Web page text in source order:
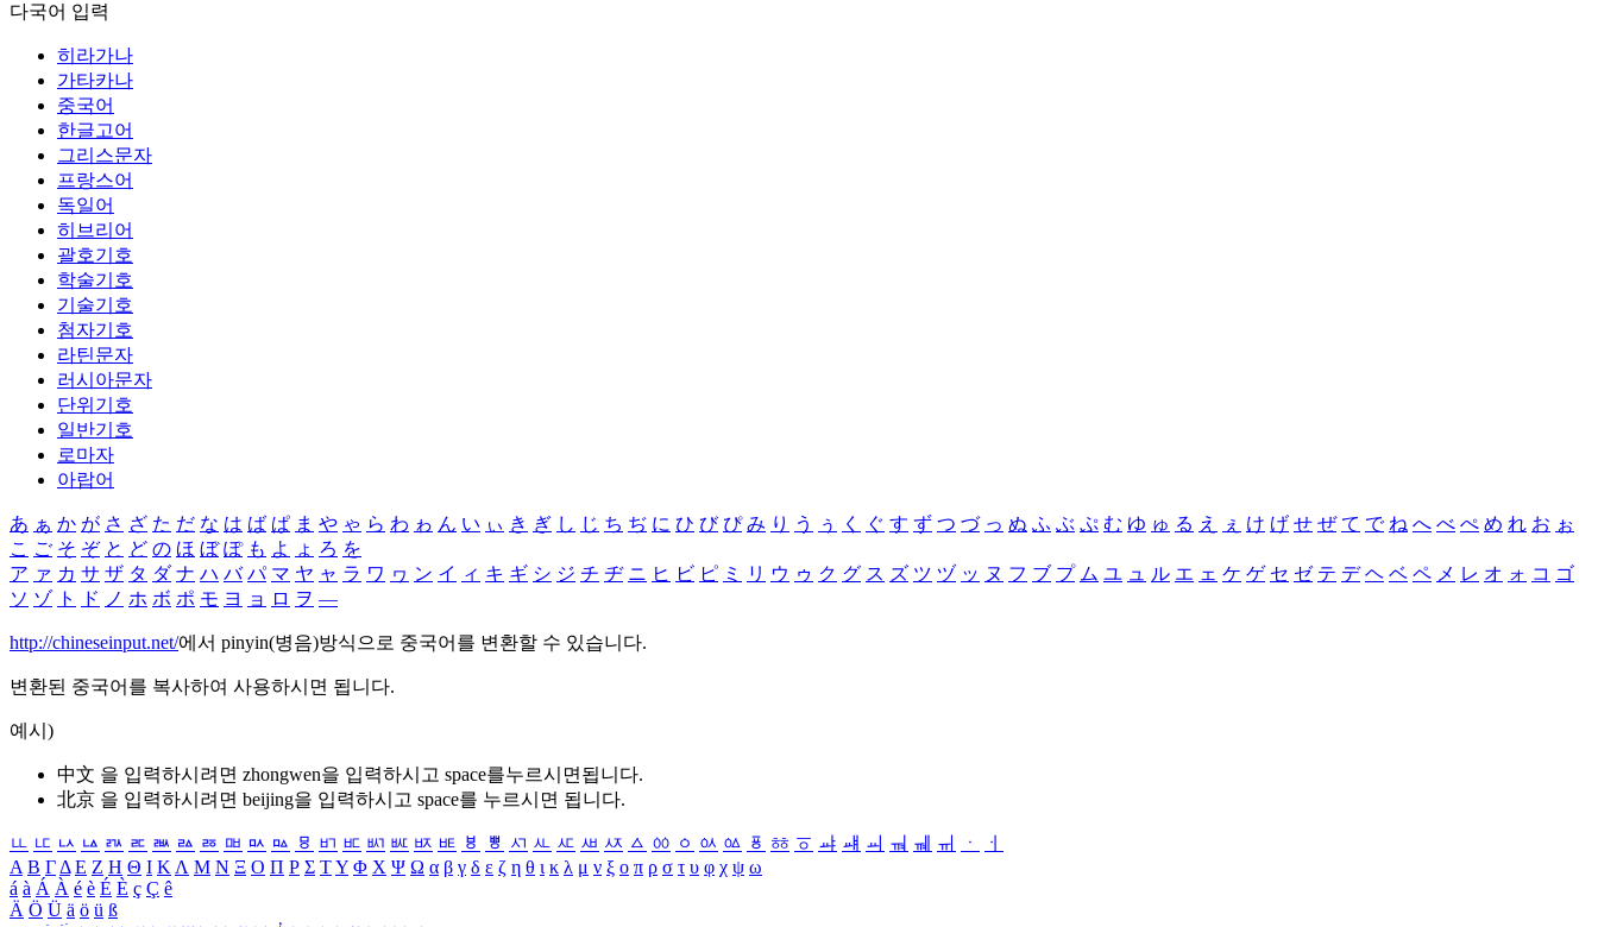
다국어 입력
히라가나
가타카나
중국어
한글고어
그리스문자
프랑스어
독일어
히브리어
괄호기호
학술기호
기술기호
첨자기호
라틴문자
러시아문자
단위기호
일반기호
로마자
아랍어
あ ぁ か が さ ざ た だ な は ば ぱ ま や ゃ ら わ ゎ ん い ぃ き ぎ し じ ち ぢ に ひ び ぴ み り う ぅ く ぐ す ず つ づ っ ぬ ふ ぶ ぷ む ゆ ゅ る え ぇ け げ せ ぜ て で ね へ べ ぺ め れ お ぉ
こ ご そ ぞ と ど の ほ ぼ ぽ も よ ょ ろ を
ア ァ カ サ ザ タ ダ ナ ハ バ パ マ ヤ ャ ラ ワ ヮ ン イ ィ キ ギ シ ジ チ ヂ ニ ヒ ビ ピ ミ リ ウ ゥ ク グ ス ズ ツ ヅ ッ ヌ フ ブ プ ム ユ ュ ル エ ェ ケ ゲ セ ゼ テ デ ヘ ベ ペ メ レ オ ォ コ ゴ
ソ ゾ ト ド ノ ホ ボ ポ モ ヨ ョ ロ ヲ ―
http://chineseinput.net/에서 pinyin(병음)방식으로 중국어를 변환할 수 있습니다.
변환된 중국어를 복사하여 사용하시면 됩니다.
예시)
中文 을 입력하시려면 zhongwen을 입력하시고 space를누르시면됩니다.
北京 을 입력하시려면 beijing을 입력하시고 space를 누르시면 됩니다.
ㅥ ㅦ ㅧ ㅨ ㅩ ㅪ ㅫ ㅬ ㅭ ㅮ ㅯ ㅰ ㅱ ㅲ ㅳ ㅴ ㅵ ㅶ ㅷ ㅸ ㅹ ㅺ ㅻ ㅼ ㅽ ㅾ ㅿ ㆀ ㆁ ㆂ ㆃ ㆄ ㆅ ㆆ ㆇ ㆈ ㆉ ㆊ ㆋ ㆌ ㆍ
ㆎ
Α Β ΓΔ Ε Ζ Η Θ Ι ΚΛ Μ Ν Ξ Ο Π Ρ Σ ΤΥ Φ Χ Ψ Ω α β γ δ ε ζ η θ ι κ λ μ ν ξ ο π ρ σ τ υ φ χ ψ ω
á à Á À é è É È ç Ç ê
Ä Ö Ü ä ö ü ß